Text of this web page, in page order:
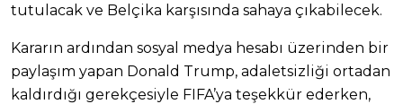
tutulacak ve Belçika karşısında sahaya çıkabilecek.
Kararın ardından sosyal medya hesabı üzerinden bir
paylaşım yapan Donald Trump, adaletsizliği ortadan
kaldırdığı gerekçesiyle FIFA’ya teşekkür ederken,